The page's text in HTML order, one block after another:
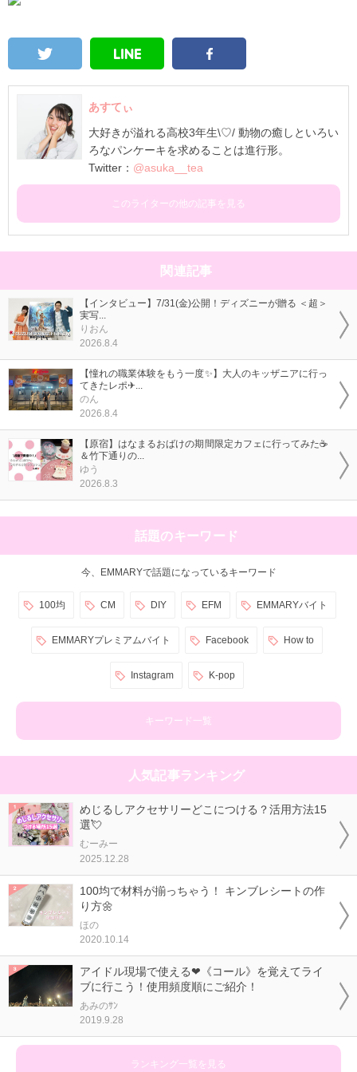
あすてぃ
大好きが溢れる高校3年生\♡/ 動物の癒しといろい
ろなパンケーキを求めることは進行形。
Twitter： @asuka__tea
このライターの他の記事を見る
関連記事
【インタビュー】7/31(金)公開！ディズニーが贈る ＜超＞
実写...
りおん
2026.8.4
【憧れの職業体験をもう一度✨】大人のキッザニアに行っ
てきたレポ✈...
のん
2026.8.4
【原宿】はなまるおばけの期間限定カフェに行ってみた☕
＆竹下通りの...
ゆう
2026.8.3
話題のキーワード
今、EMMARYで話題になっているキーワード
100均 CM DIY EFM EMMARYバイト
EMMARYプレミアムバイト Facebook How to
Instagram K-pop
キーワード一覧
人気記事ランキング
めじるしアクセサリーどこにつける？活用方法15
選💘
むーみー
2025.12.28
100均で材料が揃っちゃう！ キンブレシートの作
り方🌼
ほの
2020.10.14
アイドル現場で使える❤《コール》を覚えてライ
ブに行こう！使用頻度順にご紹介！
あみのｻﾝ
2019.9.28
ランキング一覧を見る